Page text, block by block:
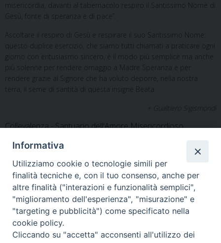
misericordia, davanti al tabernacolo respiro il Santissimo Nome di
Gesù, fonte di speranza e di pace”.
Ascoltare il respiro di Gesù e respirare il suo Santissimo Nome:
questo duplice esercizio, che siamo tutti chiamati a praticare ogni
giorno con entusiasmo sincero, è il modo più semplice ma anche
più solenne per rendere omaggio a Madre Speranza e per
rendere grazie al Signore che ha voluto deporre, nella nostra
terra, il seme di santità di questa insigne Beata.
+ Gualtiero Sigismondi
Collevalenza - Santuario dell'Amore Misericordioso
Home Il Vescovo Diocesi Pastorale
Liturgia
Beni Culturali
Modulistica
Casa dioc. di Spagliagrano Webmail
Informativa
Utilizziamo cookie o tecnologie simili per
finalità tecniche e, con il tuo consenso, anche per
altre finalità ("interazioni e funzionalità semplici",
"miglioramento dell'esperienza", "misurazione" e
"targeting e pubblicità") come specificato nella
cookie policy.
Cliccando su "accetta" acconsenti all'utilizzo dei